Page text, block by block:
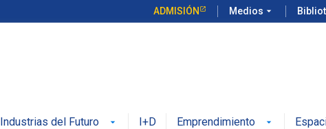
ADMISIÓN Medios arrow_drop_down
Industrias del Futuro I+D Emprendimiento